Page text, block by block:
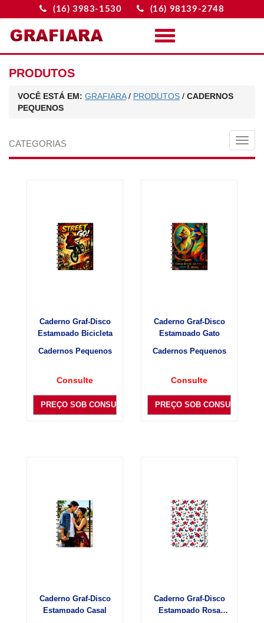
(16) 3983-1530 (16) 98139-2748
Menu
PRODUTOS
VOCÊ ESTÁ EM: GRAFIARA/ PRODUTOS / CADERNOS
PEQUENOS
CATEGORIAS
Caderno Graf-Disco
Estampado Bicicleta
Cadernos Pequenos
Consulte
PREÇO SOB CONSULTA
Caderno Graf-Disco
Estampado Gato
Cadernos Pequenos
Consulte
PREÇO SOB CONSULTA
Caderno Graf-Disco
Estampado Casal
Caderno Graf-Disco
Estampado Rosa